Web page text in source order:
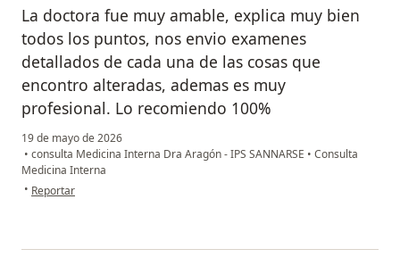
La doctora fue muy amable, explica muy bien
todos los puntos, nos envio examenes
detallados de cada una de las cosas que
encontro alteradas, ademas es muy
profesional. Lo recomiendo 100%
19 de mayo de 2026
• consulta Medicina Interna Dra Aragón - IPS SANNARSE • Consulta
Medicina Interna
• en opinión del usuario Yolanda Cortes
Reportar